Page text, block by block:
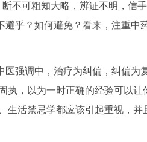
不可粗知大略，辨证不明，
避乎？如何避免？看来，注重
强调中，治疗为纠偏，纠偏为
执，以为一时正确的经验可以
生活禁忌学都应该引起重视，